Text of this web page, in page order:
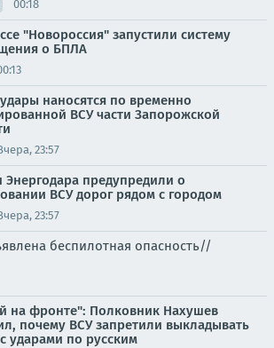
00:18
"Новороссия" запустили систему
о БПЛА
наносятся по временно
ВСУ части Запорожской
23:57
Энергодара предупредили о
ВСУ дорог рядом с городом
23:57
беспилотная опасность//
на фронте": Полковник Нахушев
почему ВСУ запретили выкладывать
ударами по русским